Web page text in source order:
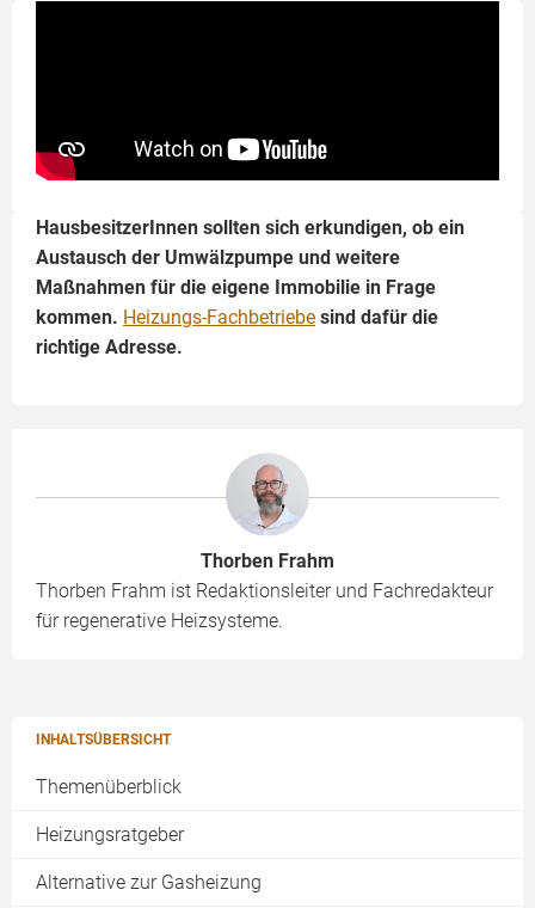
INHALTSÜBERSICHT
Themenüberblick
Heizungsratgeber
Alternative zur Gasheizung
HausbesitzerInnen sollten sich erkundigen, ob ein
Austausch der Umwälzpumpe und weitere
Maßnahmen für die eigene Immobilie in Frage
kommen. Heizungs-Fachbetriebe sind dafür die
richtige Adresse.
Thorben Frahm
Thorben Frahm ist Redaktionsleiter und Fachredakteur
für regenerative Heizsysteme.